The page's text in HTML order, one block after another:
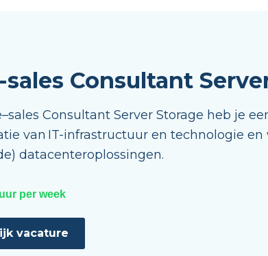
sales Consultant
–sales Consultant Server Storage heb je
van IT-infrastructuur en technologie en
datacenteroplossingen.
per week
vacature